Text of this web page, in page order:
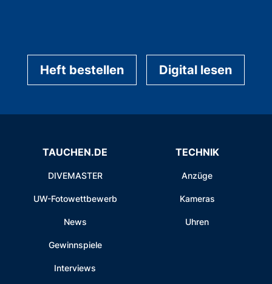
Heft bestellen Digital lesen
TAUCHEN.DE
DIVEMASTER
UW-Fotowettbewerb
News
Gewinnspiele
Interviews
TECHNIK
Anzüge
Kameras
Uhren